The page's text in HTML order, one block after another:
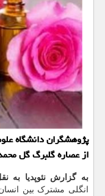
پژوهشگران دانشگاه
از عصاره گلبرگ گل
به گزارش نئوپدیا به
انگلی مشترک بین